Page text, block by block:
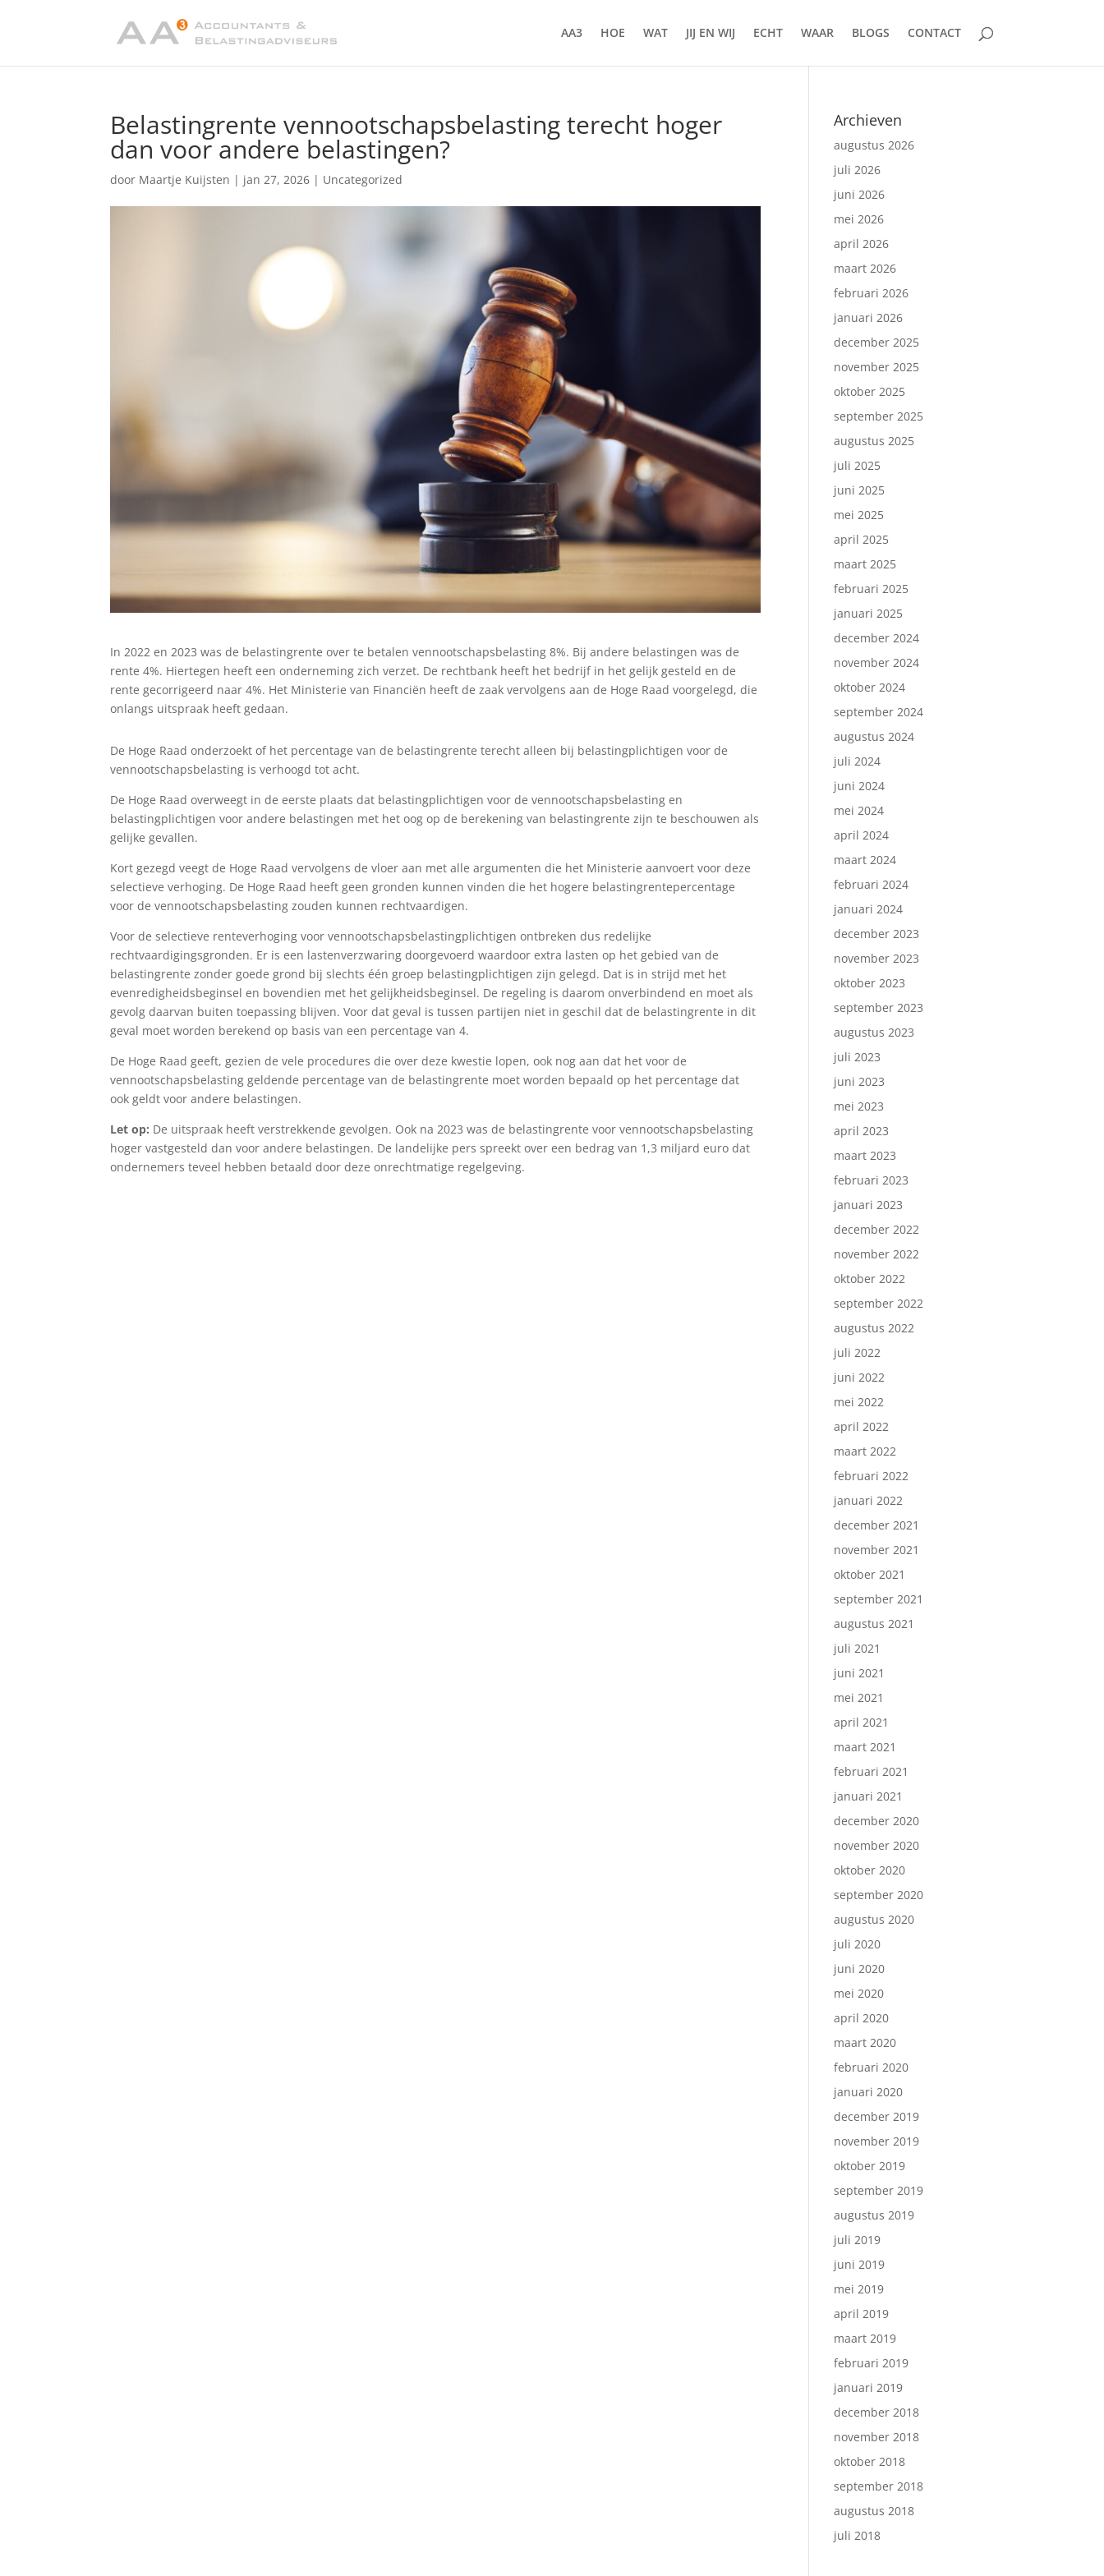
AA3 HOE WAT JIJ EN WIJ ECHT WAAR BLOGS CONTACT
Belastingrente vennootschapsbelasting terecht hoger
dan voor andere belastingen?
door Maartje Kuijsten | jan 27, 2026 | Uncategorized
In 2022 en 2023 was de belastingrente over te betalen vennootschapsbelasting 8%. Bij andere belastingen was de
rente 4%. Hiertegen heeft een onderneming zich verzet. De rechtbank heeft het bedrijf in het gelijk gesteld en de
rente gecorrigeerd naar 4%. Het Ministerie van Financiën heeft de zaak vervolgens aan de Hoge Raad voorgelegd, die
onlangs uitspraak heeft gedaan.
De Hoge Raad onderzoekt of het percentage van de belastingrente terecht alleen bij belastingplichtigen voor de
vennootschapsbelasting is verhoogd tot acht.
De Hoge Raad overweegt in de eerste plaats dat belastingplichtigen voor de vennootschapsbelasting en
belastingplichtigen voor andere belastingen met het oog op de berekening van belastingrente zijn te beschouwen als
gelijke gevallen.
Kort gezegd veegt de Hoge Raad vervolgens de vloer aan met alle argumenten die het Ministerie aanvoert voor deze
selectieve verhoging. De Hoge Raad heeft geen gronden kunnen vinden die het hogere belastingrentepercentage
voor de vennootschapsbelasting zouden kunnen rechtvaardigen.
Voor de selectieve renteverhoging voor vennootschapsbelastingplichtigen ontbreken dus redelijke
rechtvaardigingsgronden. Er is een lastenverzwaring doorgevoerd waardoor extra lasten op het gebied van de
belastingrente zonder goede grond bij slechts één groep belastingplichtigen zijn gelegd. Dat is in strijd met het
evenredigheidsbeginsel en bovendien met het gelijkheidsbeginsel. De regeling is daarom onverbindend en moet als
gevolg daarvan buiten toepassing blijven. Voor dat geval is tussen partijen niet in geschil dat de belastingrente in dit
geval moet worden berekend op basis van een percentage van 4.
De Hoge Raad geeft, gezien de vele procedures die over deze kwestie lopen, ook nog aan dat het voor de
vennootschapsbelasting geldende percentage van de belastingrente moet worden bepaald op het percentage dat
ook geldt voor andere belastingen.
Let op: De uitspraak heeft verstrekkende gevolgen. Ook na 2023 was de belastingrente voor vennootschapsbelasting
hoger vastgesteld dan voor andere belastingen. De landelijke pers spreekt over een bedrag van 1,3 miljard euro dat
ondernemers teveel hebben betaald door deze onrechtmatige regelgeving.
Archieven
augustus 2026
juli 2026
juni 2026
mei 2026
april 2026
maart 2026
februari 2026
januari 2026
december 2025
november 2025
oktober 2025
september 2025
augustus 2025
juli 2025
juni 2025
mei 2025
april 2025
maart 2025
februari 2025
januari 2025
december 2024
november 2024
oktober 2024
september 2024
augustus 2024
juli 2024
juni 2024
mei 2024
april 2024
maart 2024
februari 2024
januari 2024
december 2023
november 2023
oktober 2023
september 2023
augustus 2023
juli 2023
juni 2023
mei 2023
april 2023
maart 2023
februari 2023
januari 2023
december 2022
november 2022
oktober 2022
september 2022
augustus 2022
juli 2022
juni 2022
mei 2022
april 2022
maart 2022
februari 2022
januari 2022
december 2021
november 2021
oktober 2021
september 2021
augustus 2021
juli 2021
juni 2021
mei 2021
april 2021
maart 2021
februari 2021
januari 2021
december 2020
november 2020
oktober 2020
september 2020
augustus 2020
juli 2020
juni 2020
mei 2020
april 2020
maart 2020
februari 2020
januari 2020
december 2019
november 2019
oktober 2019
september 2019
augustus 2019
juli 2019
juni 2019
mei 2019
april 2019
maart 2019
februari 2019
januari 2019
december 2018
november 2018
oktober 2018
september 2018
augustus 2018
juli 2018